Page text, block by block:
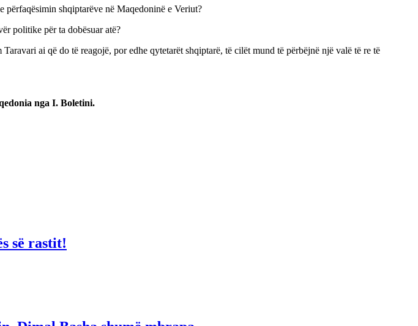
përfaqësimin shqiptarëve në Maqedoninë e Veriut?
politike për ta dobësuar atë?
ai që do të reagojë, por edhe qytetarët shqiptarë, të cilët mund të përbëjnë një valë të re të
nga I. Boletini.
së rastit!